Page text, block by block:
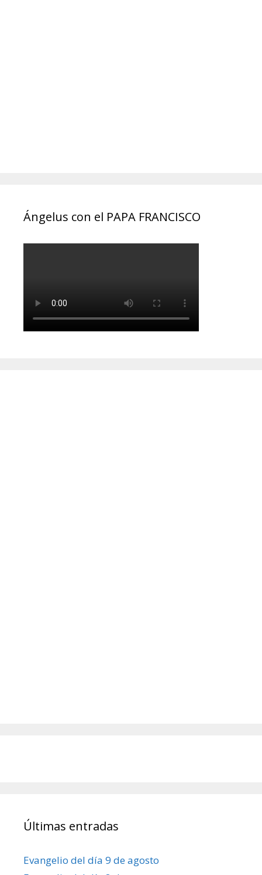
Ángelus con el PAPA FRANCISCO
Últimas entradas
Evangelio del día 9 de agosto